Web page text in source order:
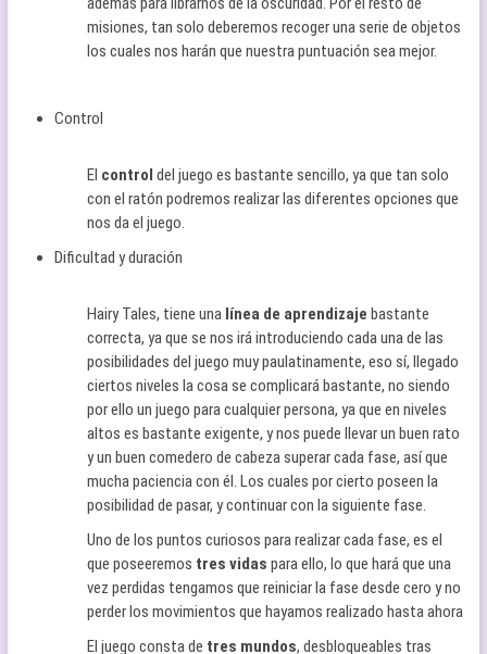
misiones, tan solo deberemos recoger una serie de objetos
los cuales nos harán que nuestra puntuación sea mejor.
Control
El control del juego es bastante sencillo, ya que tan solo
con el ratón podremos realizar las diferentes opciones que
nos da el juego.
Dificultad y duración
Hairy Tales, tiene unalínea de aprendizaje bastante
correcta, ya que se nos irá introduciendo cada una de las
posibilidades del juego muy paulatinamente, eso sí, llegado
ciertos niveles la cosa se complicará bastante, no siendo
por ello un juego para cualquier persona, ya que en niveles
altos es bastante exigente, y nos puede llevar un buen rato
y un buen comedero de cabeza superar cada fase, así que
mucha paciencia con él. Los cuales por cierto poseen la
posibilidad de pasar, y continuar con la siguiente fase.
Uno de los puntos curiosos para realizar cada fase, es el
que poseeremos tres vidas para ello, lo que hará que una
vez perdidas tengamos que reiniciar la fase desde cero y no
perder los movimientos que hayamos realizado hasta ahora
El juego consta de tres mundos, desbloqueables tras